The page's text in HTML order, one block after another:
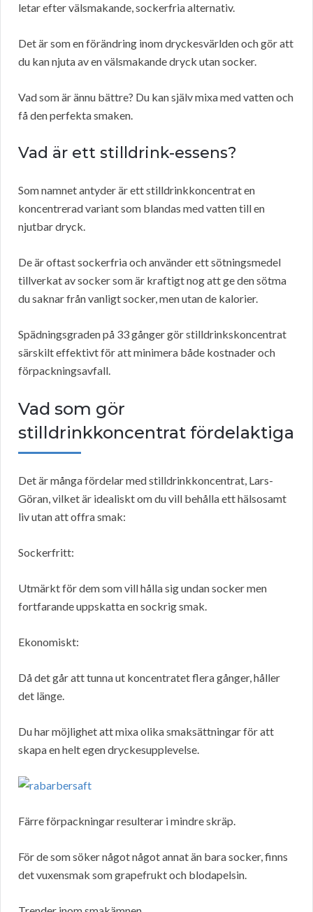
letar efter välsmakande, sockerfria alternativ.
Det är som en förändring inom dryckesvärlden och gör att
du kan njuta av en välsmakande dryck utan socker.
Vad som är ännu bättre? Du kan själv mixa med vatten och
få den perfekta smaken.
Vad är ett stilldrink-essens?
Som namnet antyder är ett stilldrinkkoncentrat en
koncentrerad variant som blandas med vatten till en
njutbar dryck.
De är oftast sockerfria och använder ett sötningsmedel
tillverkat av socker som är kraftigt nog att ge den sötma
du saknar från vanligt socker, men utan de kalorier.
Spädningsgraden på 33 gånger gör stilldrinkskoncentrat
särskilt effektivt för att minimera både kostnader och
förpackningsavfall.
Vad som gör
stilldrinkkoncentrat fördelaktiga
Det är många fördelar med stilldrinkkoncentrat, Lars-
Göran, vilket är idealiskt om du vill behålla ett hälsosamt
liv utan att offra smak:
Sockerfritt:
Utmärkt för dem som vill hålla sig undan socker men
fortfarande uppskatta en sockrig smak.
Ekonomiskt:
Då det går att tunna ut koncentratet flera gånger, håller
det länge.
Du har möjlighet att mixa olika smaksättningar för att
skapa en helt egen dryckesupplevelse.
Färre förpackningar resulterar i mindre skräp.
För de som söker något något annat än bara socker, finns
det vuxensmak som grapefrukt och blodapelsin.